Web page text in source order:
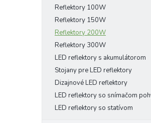
Reflektory 100W
Reflektory 150W
Reflektory 200W
Reflektory 300W
LED reflektory s akumulátorom
Stojany pre LED reflektory
Dizajnové LED reflektory
LED reflektory so snímačom
LED reflektory so statívom